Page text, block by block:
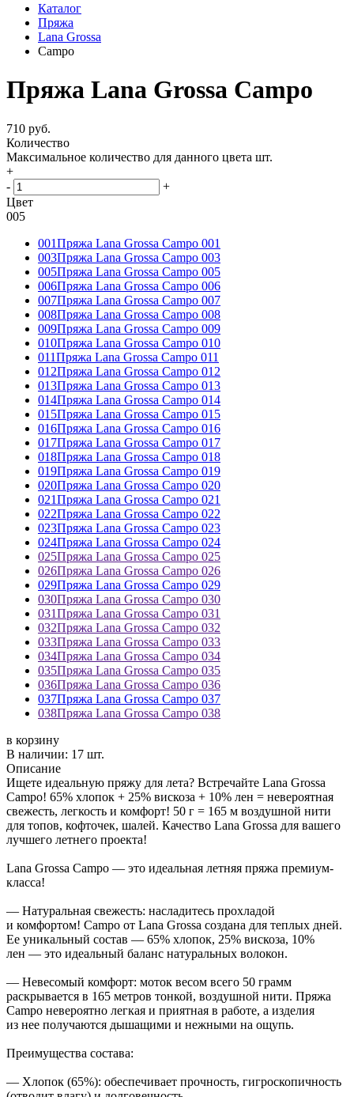
Каталог
Пряжа
Lana Grossa
Campo
Пряжа Lana Grossa Campo
710 руб.
Количество
Максимальное количество для данного цвета шт.
+
-
+
Цвет
005
001Пряжа Lana Grossa Campo 001
003Пряжа Lana Grossa Campo 003
005Пряжа Lana Grossa Campo 005
006Пряжа Lana Grossa Campo 006
007Пряжа Lana Grossa Campo 007
008Пряжа Lana Grossa Campo 008
009Пряжа Lana Grossa Campo 009
010Пряжа Lana Grossa Campo 010
011Пряжа Lana Grossa Campo 011
012Пряжа Lana Grossa Campo 012
013Пряжа Lana Grossa Campo 013
014Пряжа Lana Grossa Campo 014
015Пряжа Lana Grossa Campo 015
016Пряжа Lana Grossa Campo 016
017Пряжа Lana Grossa Campo 017
018Пряжа Lana Grossa Campo 018
019Пряжа Lana Grossa Campo 019
020Пряжа Lana Grossa Campo 020
021Пряжа Lana Grossa Campo 021
022Пряжа Lana Grossa Campo 022
023Пряжа Lana Grossa Campo 023
024Пряжа Lana Grossa Campo 024
025Пряжа Lana Grossa Campo 025
026Пряжа Lana Grossa Campo 026
029Пряжа Lana Grossa Campo 029
030Пряжа Lana Grossa Campo 030
031Пряжа Lana Grossa Campo 031
032Пряжа Lana Grossa Campo 032
033Пряжа Lana Grossa Campo 033
034Пряжа Lana Grossa Campo 034
035Пряжа Lana Grossa Campo 035
036Пряжа Lana Grossa Campo 036
037Пряжа Lana Grossa Campo 037
038Пряжа Lana Grossa Campo 038
в корзину
В наличии: 17 шт.
Описание
Ищете идеальную пряжу для лета? Встречайте Lana Grossa
Campo! 65% хлопок + 25% вискоза + 10% лен = невероятная
свежесть, легкость и комфорт! 50 г = 165 м воздушной нити
для топов, кофточек, шалей. Качество Lana Grossa для вашего
лучшего летнего проекта!
Lana Grossa Campo — это идеальная летняя пряжа премиум-
класса!
— Натуральная свежесть: насладитесь прохладой
и комфортом! Campo от Lana Grossa создана для теплых дней.
Ее уникальный состав — 65% хлопок, 25% вискоза, 10%
лен — это идеальный баланс натуральных волокон.
— Невесомый комфорт: моток весом всего 50 грамм
раскрывается в 165 метров тонкой, воздушной нити. Пряжа
Campo невероятно легкая и приятная в работе, а изделия
из нее получаются дышащими и нежными на ощупь.
Преимущества состава:
— Хлопок (65%): обеспечивает прочность, гигроскопичность